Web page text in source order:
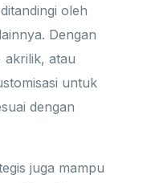
oleh
Dengan
akrilik, atau
untuk
dengan
juga mampu